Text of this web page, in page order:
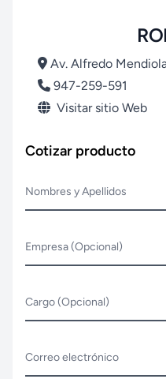
Av. Alfredo
947-259-591
Visitar sitio Web
Cotizar producto
Nombres y Apellidos
Empresa (Opcional)
Cargo (Opcional)
Correo electrónico